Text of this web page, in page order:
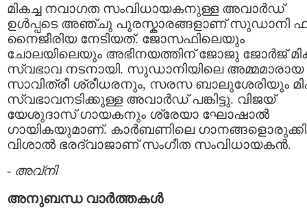
മികച്ച നവാഗത സംവിധായകനുള്ള അവാര്‍ഡ്
ഉള്‍പ്പടെ അഞ്ചു പുരസ്കാരങ്ങളാണ് സുഡാനി
നൈജീരിയ നേടിയത്. ജോസഫിലെയും
ചോലയിലെയും അഭിനയത്തിന് ജോജു ജോര്‍ജ്
സ്വഭാവ നടനായി. സുഡാനിയിലെ അമ്മമാരായ
സാവിത്രീ ശ്രീധരനും, സരസ ബാലുശേരിയും
സ്വഭാവനടിക്കുള്ള അവാര്‍ഡ് പങ്കിട്ടു. വിജയ്
യേശുദാസ് ഗായകനും ശ്രേയാ ഘോഷാല്‍
ഗായികയുമാണ്. കാര്‍ബണിലെ
വിശാല്‍ ഭരദ്വാജാണ് സംഗീത സംവിധായകന്‍.
- അവ്നി
അനുബന്ധ വാര്‍ത്തകള്‍